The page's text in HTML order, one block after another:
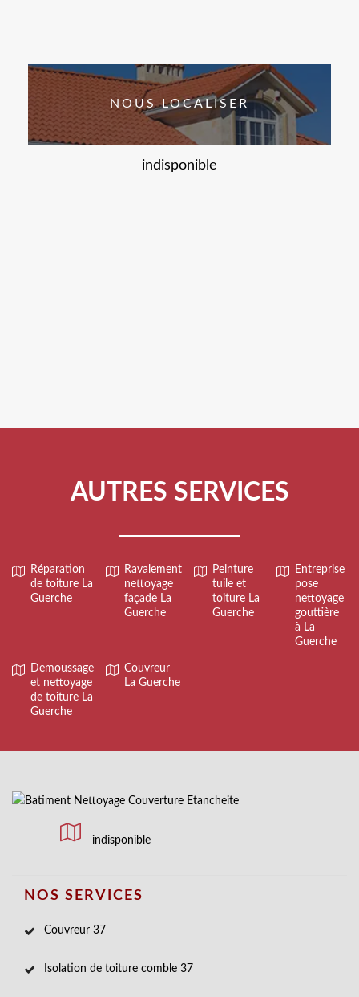
NOUS LOCALISER
indisponible
AUTRES SERVICES
Réparation
de toiture La
Guerche
Ravalement
nettoyage
façade La
Guerche
Peinture
tuile et
toiture La
Guerche
Entreprise
pose
nettoyage
gouttière
à La
Guerche
Demoussage
et nettoyage
de toiture La
Guerche
Couvreur
La Guerche
indisponible
NOS SERVICES
Couvreur 37
Isolation de toiture comble 37